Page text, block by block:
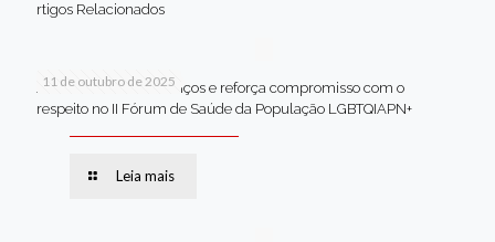
rtigos Relacionados
11 de outubro de 2025
Jaboatão celebra avanços e reforça compromisso com o
respeito no II Fórum de Saúde da População LGBTQIAPN+
Leia mais